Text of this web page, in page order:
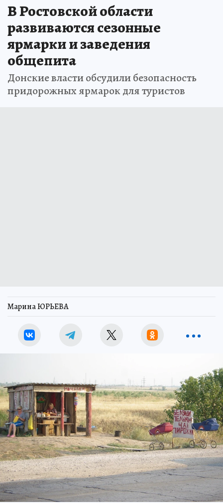
В Ростовской области
развиваются сезонные
ярмарки и заведения
общепита
Донские власти обсудили безопасность
придорожных ярмарок для туристов
Марина ЮРЬЕВА